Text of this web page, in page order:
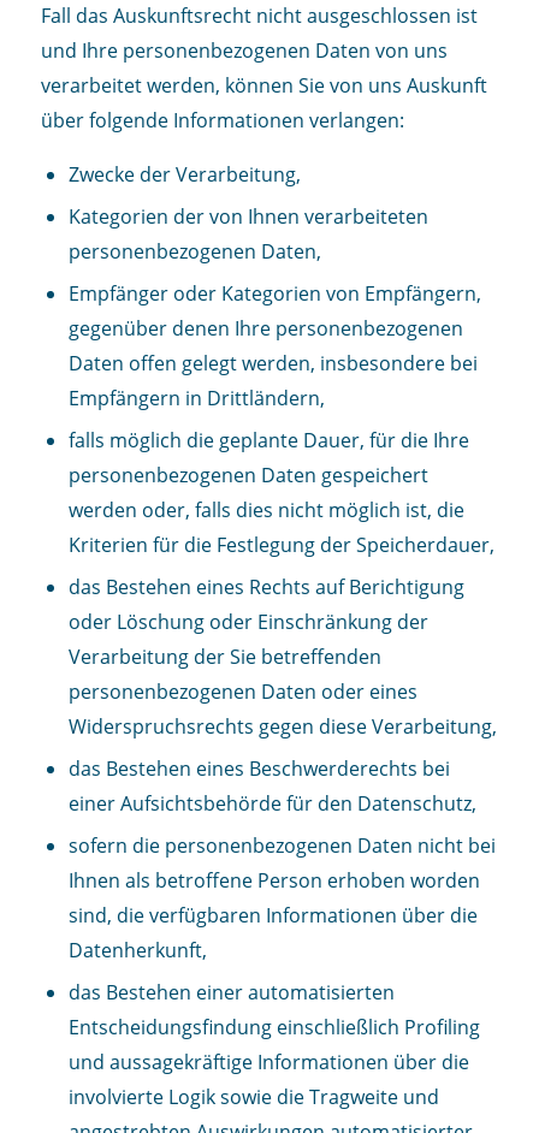
Fall das Auskunftsrecht nicht ausgeschlossen ist
und Ihre personenbezogenen Daten von uns
verarbeitet werden, können Sie von uns Auskunft
über folgende Informationen verlangen:
Zwecke der Verarbeitung,
Kategorien der von Ihnen verarbeiteten
personenbezogenen Daten,
Empfänger oder Kategorien von Empfängern,
gegenüber denen Ihre personenbezogenen
Daten offen gelegt werden, insbesondere bei
Empfängern in Drittländern,
falls möglich die geplante Dauer, für die Ihre
personenbezogenen Daten gespeichert
werden oder, falls dies nicht möglich ist, die
Kriterien für die Festlegung der Speicherdauer,
das Bestehen eines Rechts auf Berichtigung
oder Löschung oder Einschränkung der
Verarbeitung der Sie betreffenden
personenbezogenen Daten oder eines
Widerspruchsrechts gegen diese Verarbeitung,
das Bestehen eines Beschwerderechts bei
einer Aufsichtsbehörde für den Datenschutz,
sofern die personenbezogenen Daten nicht bei
Ihnen als betroffene Person erhoben worden
sind, die verfügbaren Informationen über die
Datenherkunft,
das Bestehen einer automatisierten
Entscheidungsfindung einschließlich Profiling
und aussagekräftige Informationen über die
involvierte Logik sowie die Tragweite und